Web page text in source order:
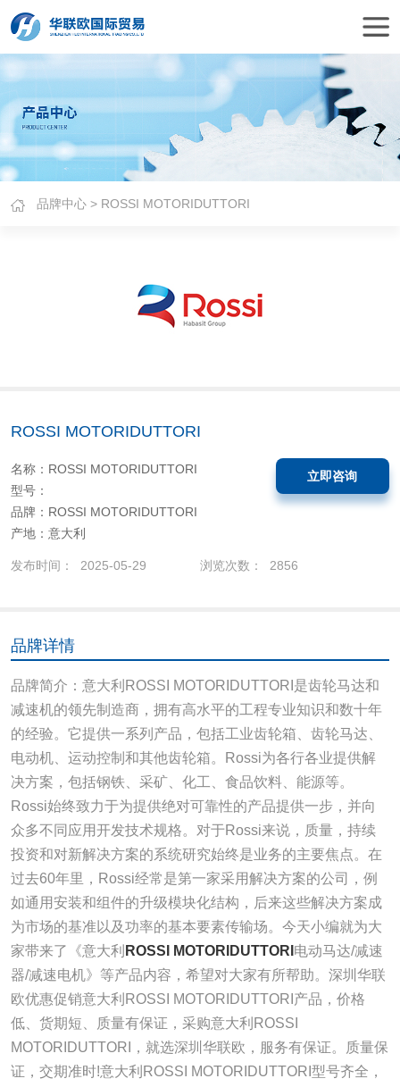
品牌中心 > ROSSI MOTORIDUTTORI
ROSSI MOTORIDUTTORI
名称：ROSSI MOTORIDUTTORI
型号：
品牌：ROSSI MOTORIDUTTORI
产地：意大利
立即咨询
发布时间： 2025-05-29 浏览次数： 2856
品牌详情
品牌简介：意大利ROSSI MOTORIDUTTORI是齿轮马达和
减速机的领先制造商，拥有高水平的工程专业知识和数十年
的经验。它提供一系列产品，包括工业齿轮箱、齿轮马达、
电动机、运动控制和其他齿轮箱。Rossi为各行各业提供解
决方案，包括钢铁、采矿、化工、食品饮料、能源等。
Rossi始终致力于为提供绝对可靠性的产品提供一步，并向
众多不同应用开发技术规格。对于Rossi来说，质量，持续
投资和对新解决方案的系统研究始终是业务的主要焦点。在
过去60年里，Rossi经常是第一家采用解决方案的公司，例
如通用安装和组件的升级模块化结构，后来这些解决方案成
为市场的基准以及功率的基本要素传输场。今天小编就为大
家带来了《意大利 ROSSI MOTORIDUTTORI 电动马达/减速
器/减速电机》等产品内容，希望对大家有所帮助。深圳华联
欧优惠促销意大利ROSSI MOTORIDUTTORI产品，价格
低、货期短、质量有保证，采购意大利ROSSI
MOTORIDUTTORI，就选深圳华联欧，服务有保证。质量保
证，交期准时!意大利ROSSI MOTORIDUTTORI型号齐全，